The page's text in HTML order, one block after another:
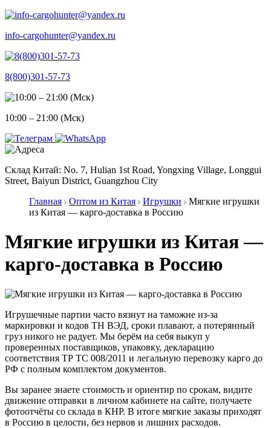
info-cargohunter@yandex.ru
8(800)301-57-73
10:00 – 21:00 (Мск)
Склад Китай: No. 7, Hulian 1st Road, Yongxing Village, Longgui
Street, Baiyun District, Guangzhou City
Главная
Оптом из Китая Игрушки
Мягкие игрушки
из Китая — карго-доставка в Россию
Мягкие игрушки из Китая —
карго-доставка в Россию
Игрушечные партии часто вязнут на таможне из‑за
маркировки и кодов ТН ВЭД, сроки плавают, а потерянный
груз никого не радует. Мы берём на себя выкуп у
проверенных поставщиков, упаковку, декларацию
соответствия ТР ТС 008/2011 и легальную перевозку карго до
РФ с полным комплектом документов.
Вы заранее знаете стоимость и ориентир по срокам, видите
движение отправки в личном кабинете на сайте, получаете
фотоотчёты со склада в КНР. В итоге мягкие заказы приходят
в Россию в целости, без нервов и лишних расходов.